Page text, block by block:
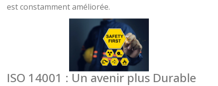
est constamment améliorée.
ISO 14001 : Un avenir plus Durable